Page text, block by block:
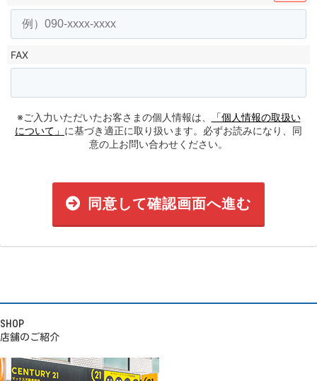
FAX
※ご入力いただいたお客さまの個人情報は、
「個人情報の取扱い
について」 に基づき適正に取り扱います。必ずお読みになり、同
意の上お問い合わせください。
同意して確認画面へ進む
SHOP
店舗のご紹介